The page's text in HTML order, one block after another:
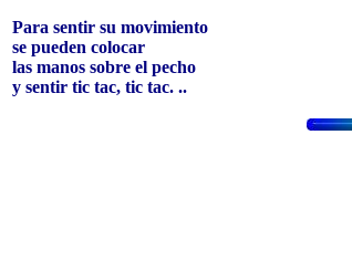
Para sentir su movimiento
se pueden colocar
las manos sobre el pecho
y sentir tic tac, tic tac. ..